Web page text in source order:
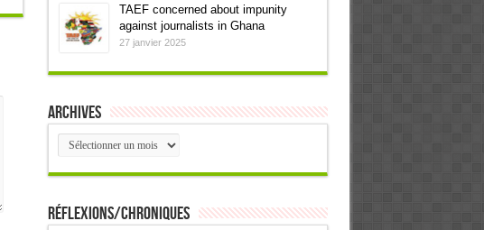
TAEF concerned about impunity
against journalists in Ghana
27 janvier 2025
Archives
Archives
Réflexions/Chroniques